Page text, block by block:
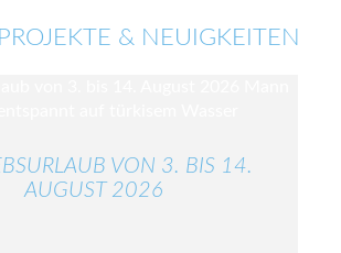
& NEUIGKEITEN
VON 3. BIS 14.
AUGUST 2026